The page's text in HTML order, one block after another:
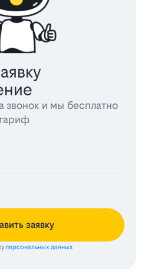
звонок и мы бесплатно
заявку
персональных данных